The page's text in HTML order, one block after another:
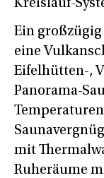
Kreislauf-
Ein großzügig
eine
Eifelhütten-,
Panorama-
mit
Ruheräume